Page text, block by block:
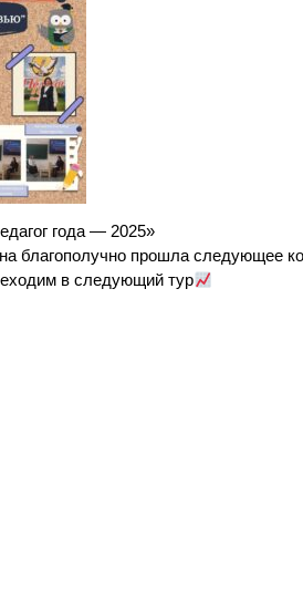
года — 2025»
благополучно прошла следующее
в следующий тур